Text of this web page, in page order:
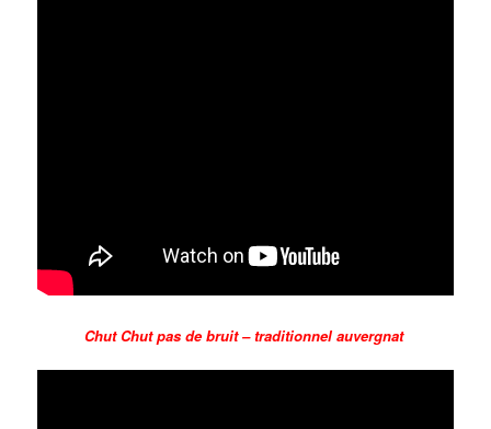
Chut Chut pas de bruit – traditionnel auvergnat